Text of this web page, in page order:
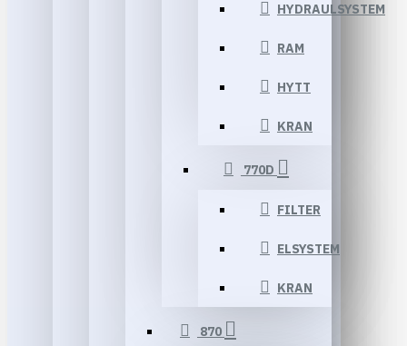
HYDRAULSYSTEM
RAM
HYTT
KRAN
770D
FILTER
ELSYSTEM
KRAN
870